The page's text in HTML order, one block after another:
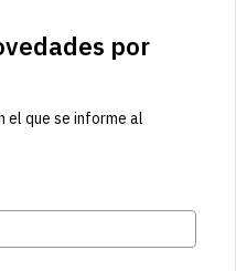
por
el que se informe al